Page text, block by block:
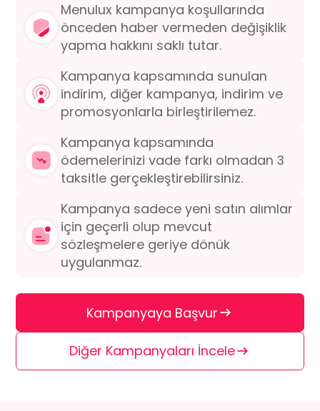
Menulux kampanya koşullarında
önceden haber vermeden değişiklik
yapma hakkını saklı tutar.
Kampanya kapsamında sunulan
indirim, diğer kampanya, indirim ve
promosyonlarla birleştirilemez.
Kampanya kapsamında
ödemelerinizi vade farkı olmadan 3
taksitle gerçekleştirebilirsiniz.
Kampanya sadece yeni satın alımlar
için geçerli olup mevcut
sözleşmelere geriye dönük
uygulanmaz.
Kampanyaya Başvur
Diğer Kampanyaları İncele